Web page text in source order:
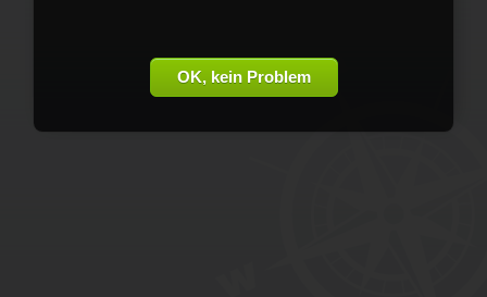
OK, kein Problem